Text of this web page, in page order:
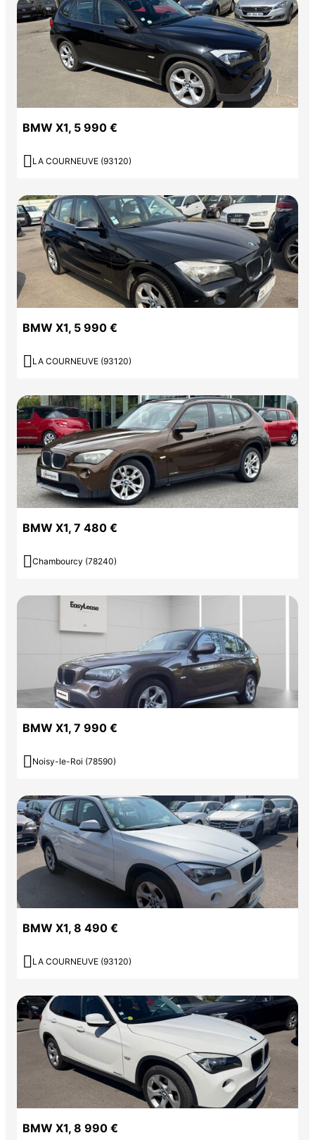
BMW X1, 5 990 €
 LA COURNEUVE (93120)
BMW X1, 5 990 €
 LA COURNEUVE (93120)
BMW X1, 7 480 €
 Chambourcy (78240)
BMW X1, 7 990 €
 Noisy-le-Roi (78590)
BMW X1, 8 490 €
 LA COURNEUVE (93120)
BMW X1, 8 990 €